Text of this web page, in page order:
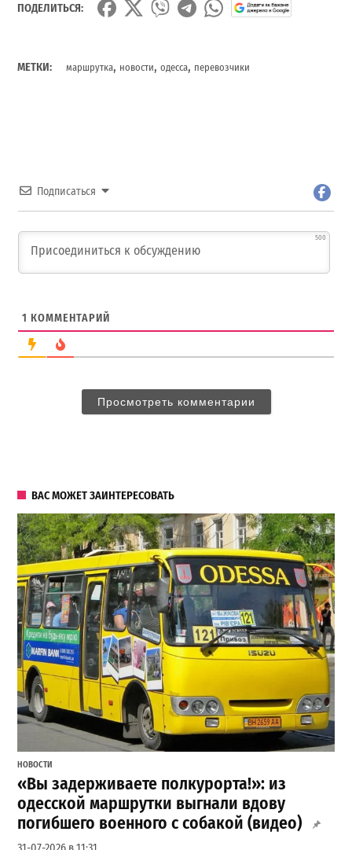
ПОДЕЛИТЬСЯ:
МЕТКИ: маршрутка, новости,одесса, перевозчики
Подписаться
500
1 КОММЕНТАРИЙ
Просмотреть комментарии
ВАС МОЖЕТ ЗАИНТЕРЕСОВАТЬ
НОВОСТИ
«Вы задерживаете полкурорта!»: из
одесской маршрутки выгнали вдову
погибшего военного с собакой (видео)